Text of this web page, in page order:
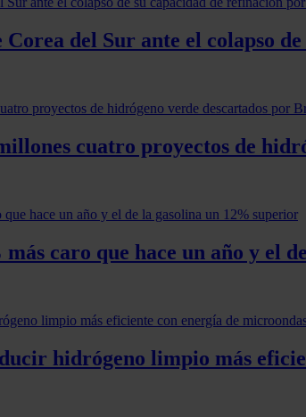
del Sur ante el colapso
cuatro proyectos de
caro que hace un año y el
hidrógeno limpio más